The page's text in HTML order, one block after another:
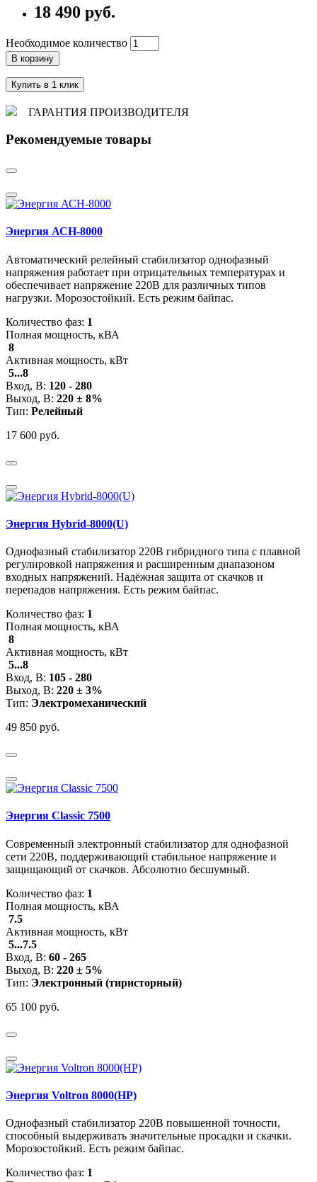
18 490 руб.
Необходимое количество
В корзину
Купить в 1 клик
ГАРАНТИЯ ПРОИЗВОДИТЕЛЯ
Рекомендуемые товары
Энергия АСН-8000
Автоматический релейный стабилизатор однофазный
напряжения работает при отрицательных температурах и
обеспечивает напряжение 220В для различных типов
нагрузки. Морозостойкий. Есть режим байпас.
Количество фаз: 1
Полная мощность, кВА
8
Активная мощность, кВт
5...8
Вход, В: 120 - 280
Выход, В: 220 ± 8%
Тип: Релейный
17 600 руб.
Энергия Hybrid-8000(U)
Однофазный стабилизатор 220В гибридного типа с плавной
регулировкой напряжения и расширенным диапазоном
входных напряжений. Надёжная защита от скачков и
перепадов напряжения. Есть режим байпас.
Количество фаз: 1
Полная мощность, кВА
8
Активная мощность, кВт
5...8
Вход, В: 105 - 280
Выход, В: 220 ± 3%
Тип: Электромеханический
49 850 руб.
Энергия Classic 7500
Современный электронный стабилизатор для однофазной
сети 220В, поддерживающий стабильное напряжение и
защищающий от скачков. Абсолютно бесшумный.
Количество фаз: 1
Полная мощность, кВА
7.5
Активная мощность, кВт
5...7.5
Вход, В: 60 - 265
Выход, В: 220 ± 5%
Тип: Электронный (тиристорный)
65 100 руб.
Энергия Voltron 8000(HP)
Однофазный стабилизатор 220В повышенной точности,
способный выдерживать значительные просадки и скачки.
Морозостойкий. Есть режим байпас.
Количество фаз: 1